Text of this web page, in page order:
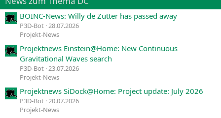
BOINC-News: Willy de Zutter has passed away
P3D-Bot 28.07.2026
Projekt-News
Projektnews Einstein@Home: New Continuous
Gravitational Waves search
P3D-Bot 23.07.2026
Projekt-News
Projektnews SiDock@Home: Project update: July 2026
P3D-Bot 20.07.2026
Projekt-News